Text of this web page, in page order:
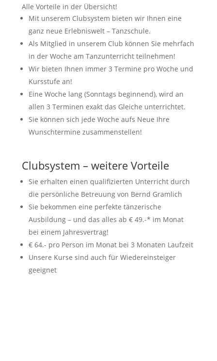
Alle Vorteile in der Übersicht!
Mit unserem Clubsystem bieten wir Ihnen eine
ganz neue Erlebniswelt – Tanzschule.
Als Mitglied in unserem Club können Sie mehrfach
in der Woche am Tanzunterricht teilnehmen!
Wir bieten Ihnen immer 3 Termine pro Woche und
Kursstufe an!
Eine Woche lang (Sonntags beginnend), wird an
allen 3 Terminen exakt das Gleiche unterrichtet.
Sie können sich jede Woche aufs Neue Ihre
Wunschtermine zusammenstellen!
Clubsystem – weitere Vorteile
Sie erhalten einen qualifizierten Unterricht durch
die persönliche Betreuung von Bernd Gramlich
Sie bekommen eine perfekte tänzerische
Ausbildung – und das alles ab € 49.-* im Monat
bei einem Jahresvertrag!
€ 64.- pro Person im Monat bei 3 Monaten Laufzeit
Unsere Kurse sind auch für Wiedereinsteiger
geeignet